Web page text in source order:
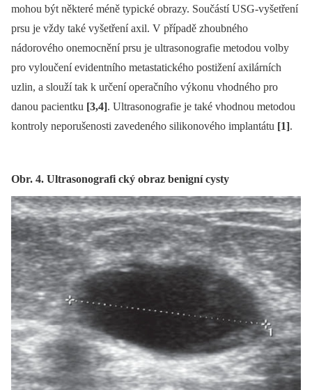
mohou být některé méně typické obrazy. Součástí USG-vyšetření
prsu je vždy také vyšetření axil. V případě zhoubného
nádorového onemocnění prsu je ultrasonografie metodou volby
pro vyloučení evidentního metastatického postižení axilárních
uzlin, a slouží tak k určení operačního výkonu vhodného pro
danou pacientku [3,4]. Ultrasonografie je také vhodnou metodou
kontroly neporušenosti zavedeného silikonového implantátu [1].
Obr. 4. Ultrasonografi cký obraz benigní cysty